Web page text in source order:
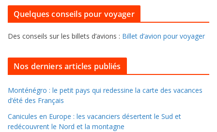
e
s
u
o
l
l
e
r
d
Quelques conseils pour voyager
Des conseils sur les billets d’avions : Billet d’avion pour voyager
Nos derniers articles publiés
Monténégro : le petit pays qui redessine la carte des vacances
d’été des Français
Canicules en Europe : les vacanciers désertent le Sud et
redécouvrent le Nord et la montagne